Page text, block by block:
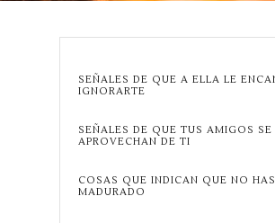
SEÑALES DE QUE A ELLA LE
IGNORARTE
SEÑALES DE QUE TUS AMIGOS SE
APROVECHAN DE TI
COSAS QUE INDICAN QUE NO HAS
MADURADO